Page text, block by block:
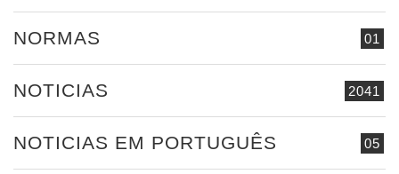
01
NORMAS
2041
NOTICIAS
05
NOTICIAS EM PORTUGUÊS